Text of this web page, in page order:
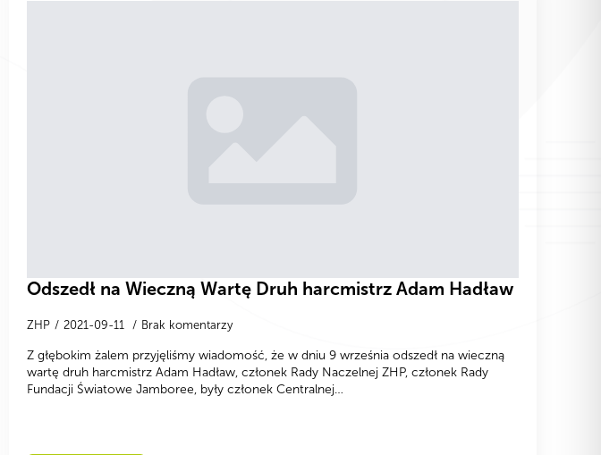
Odszedł na Wieczną Wartę Druh harcmistrz Adam Hadław
ZHP 2021-09-11 Brak komentarzy
Z głębokim żalem przyjęliśmy wiadomość, że w dniu 9 września odszedł na wieczną
wartę druh harcmistrz Adam Hadław, członek Rady Naczelnej ZHP, członek Rady
Fundacji Światowe Jamboree, były członek Centralnej…